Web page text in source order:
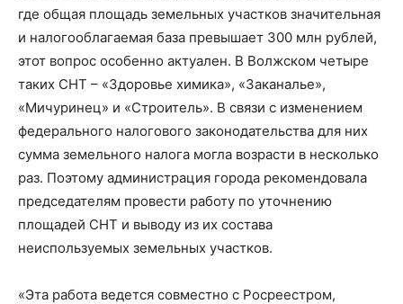
где общая площадь земельных участков значительная
и налогооблагаемая база превышает 300 млн рублей,
этот вопрос особенно актуален. В Волжском четыре
таких СНТ – «Здоровье химика», «Заканалье»,
«Мичуринец» и «Строитель». В связи с изменением
федерального налогового законодательства для них
сумма земельного налога могла возрасти в несколько
раз. Поэтому администрация города рекомендовала
председателям провести работу по уточнению
площадей СНТ и выводу из их состава
неиспользуемых земельных участков.
«Эта работа ведется совместно с Росреестром,